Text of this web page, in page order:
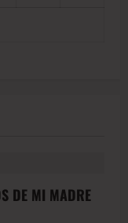
DE MI MADRE